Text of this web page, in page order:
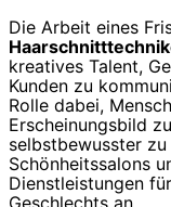
Die Arbeit eines
kreatives Talent,
Kunden zu
Rolle dabei,
Erscheinungsbild
selbstbewusster
Schönheitssalons
Dienstleistungen
Geschlechts an.